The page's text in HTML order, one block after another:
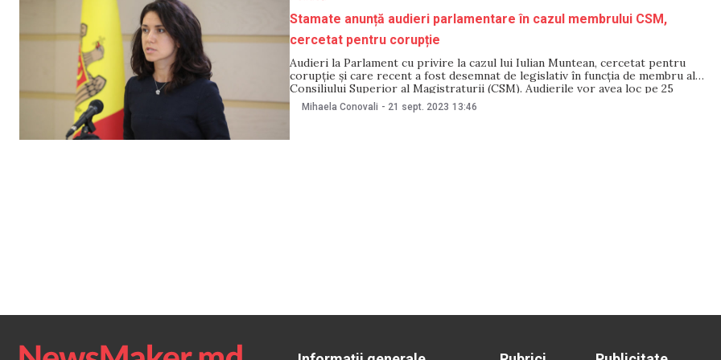
Stamate anunță audieri parlamentare în cazul membrului CSM,
cercetat pentru corupție
Audieri la Parlament cu privire la cazul lui Iulian Muntean, cercetat pentru
corupție și care recent a fost desemnat de legislativ în funcția de membru al
Consiliului Superior al Magistraturii (CSM). Audierile vor avea loc pe 25
septembrie. Anunțul a fost făcut de deputata Partidului Acțiune și Solidaritate
Olesea Stamate,
Mihaela Conovali - 21 sept. 2023 13:46